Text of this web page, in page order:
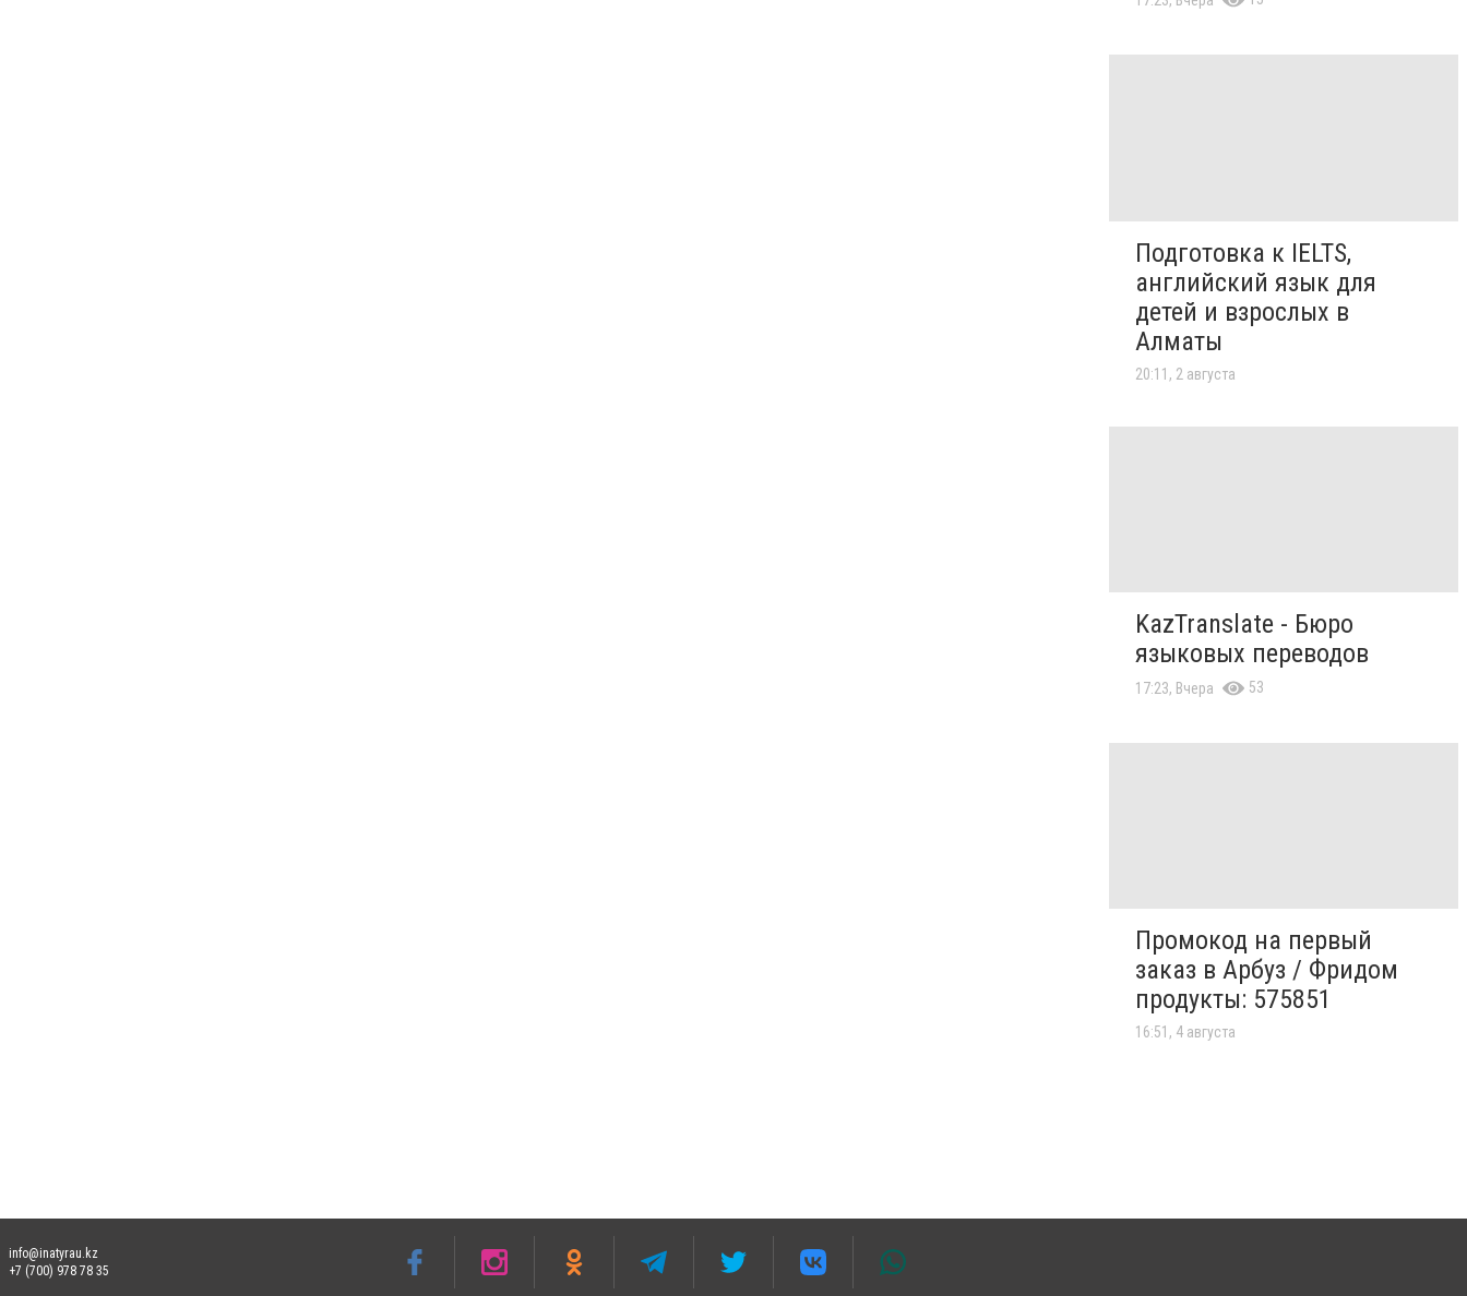
Подготовка к IELTS,
английский язык для
детей и взрослых в
Алматы
20:11, 2 августа
KazTranslate - Бюро
языковых переводов
17:23, Вчера 53
Промокод на первый
заказ в Арбуз / Фридом
продукты: 575851
16:51, 4 августа
info@inatyrau.kz
+7 (700) 978 78 35